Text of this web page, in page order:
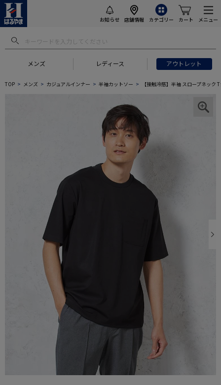
お知らせ 店舗情報 カテゴリー カート メニュー
メンズ レディース アウトレット
TOP メンズ カジュアルインナー 半袖カットソー 【接触冷感】半袖 スロープネック